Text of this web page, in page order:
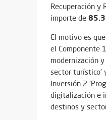
Recuperación y
importe de
El motivo es
el Componente
modernización
sector turístico’
Inversión 2
digitalización e
destinos y